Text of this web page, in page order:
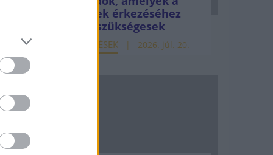
pénzek érkezéséhez
még szükségesek
ELEMZÉSEK 2026. júl. 20.